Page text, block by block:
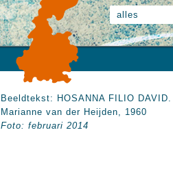
alles
Beeldtekst: HOSANNA FILIO DAVID.
Marianne van der Heijden, 1960
Foto: februari 2014